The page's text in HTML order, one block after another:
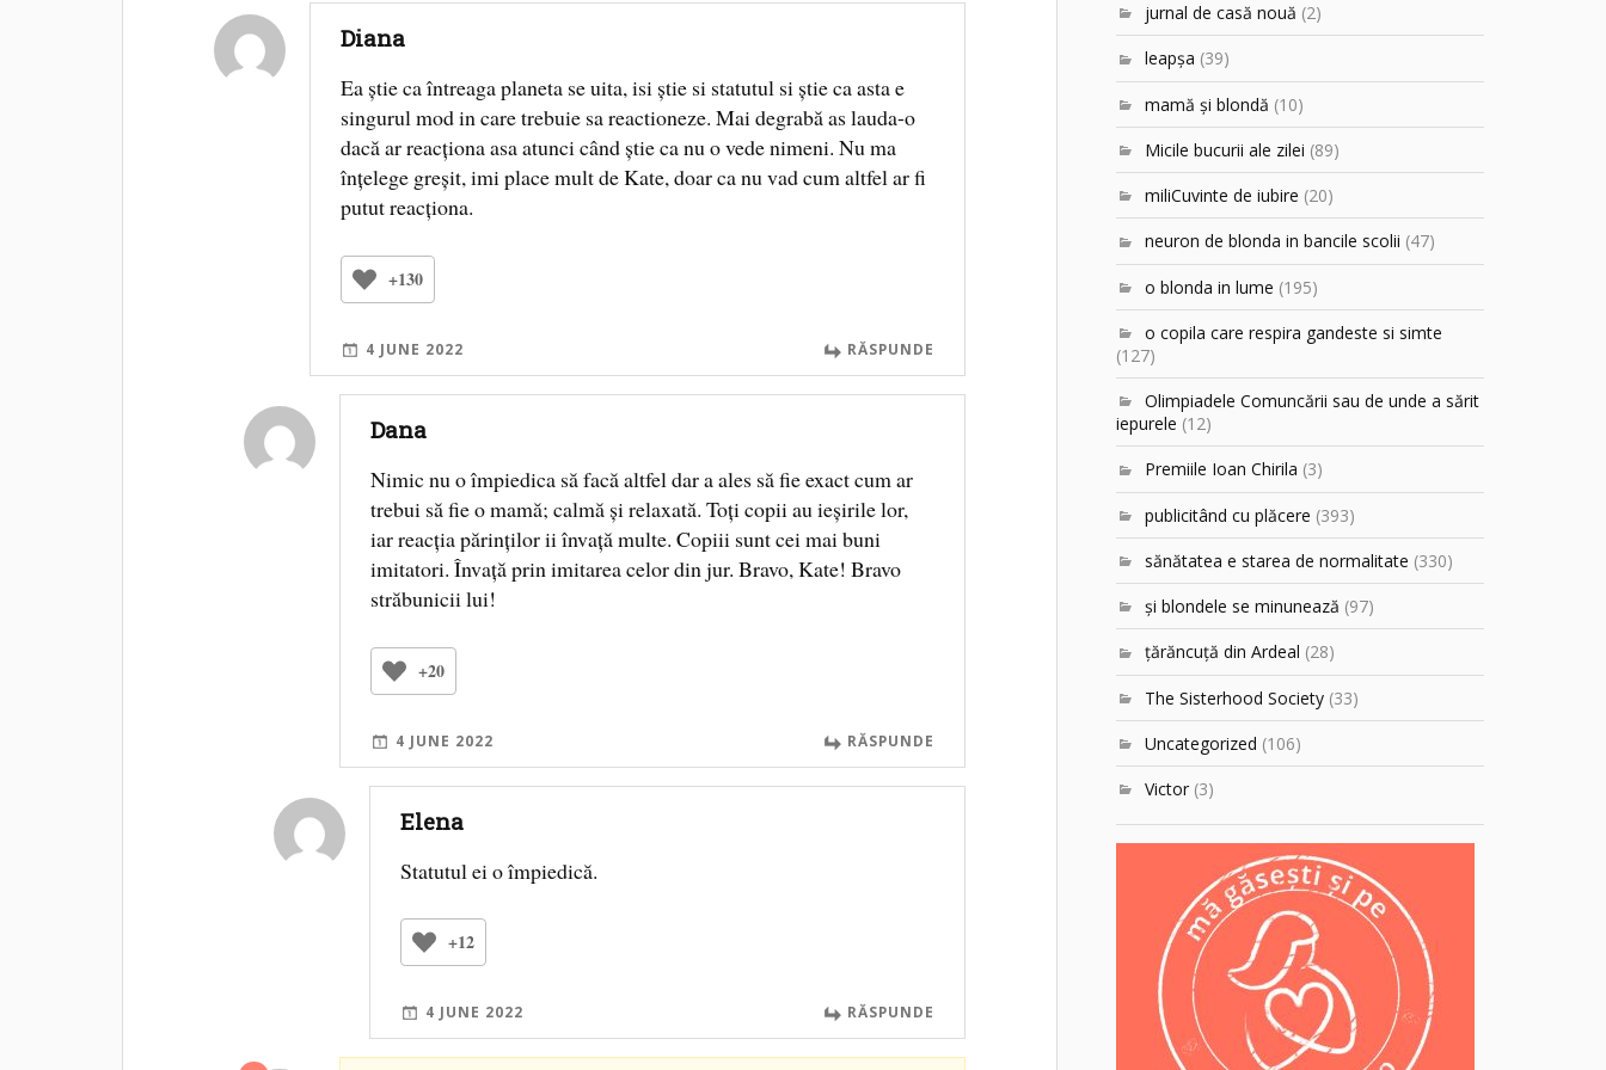
Diana
Ea știe ca întreaga planeta se uita, isi știe si statutul si știe ca asta e
singurul mod in care trebuie sa reactioneze. Mai degrabă as lauda-o
dacă ar reacționa asa atunci când știe ca nu o vede nimeni. Nu ma
înțelege greșit, imi place mult de Kate, doar ca nu vad cum altfel ar fi
putut reacționa.
+130
4 JUNE 2022 RĂSPUNDE
Dana
Nimic nu o împiedica să facă altfel dar a ales să fie exact cum ar
trebui să fie o mamă; calmă și relaxată. Toți copii au ieșirile lor,
iar reacția părinților ii învață multe. Copiii sunt cei mai buni
imitatori. Învață prin imitarea celor din jur. Bravo, Kate! Bravo
străbunicii lui!
+20
4 JUNE 2022 RĂSPUNDE
Elena
Statutul ei o împiedică.
+12
4 JUNE 2022 RĂSPUNDE
jurnal de casă nouă (2)
leapşa (39)
mamă şi blondă (10)
Micile bucurii ale zilei (89)
miliCuvinte de iubire (20)
neuron de blonda in bancile scolii (47)
o blonda in lume (195)
o copila care respira gandeste si simte
(127)
Olimpiadele Comuncării sau de unde a sărit
iepurele (12)
Premiile Ioan Chirila (3)
publicitând cu plăcere (393)
sănătatea e starea de normalitate (330)
şi blondele se minunează (97)
ţărăncuţă din Ardeal (28)
The Sisterhood Society (33)
Uncategorized (106)
Victor (3)